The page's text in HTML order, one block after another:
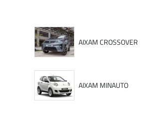
AIXAM CROSSOVER
AIXAM MINAUTO